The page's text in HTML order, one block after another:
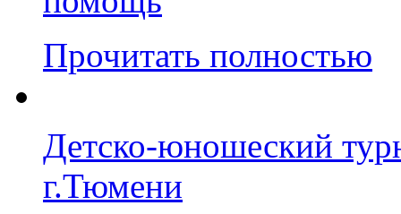
Прочитать полностью
Детско-юношеский
г.Тюмени